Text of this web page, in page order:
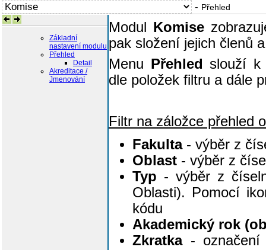
- Přehled
Základní
nastavení modulu
Přehled
Detail
Akreditace /
Jmenování
Modul Komise
pak složení jejich členů
Menu Přehled slouží k
dle položek filtru a dále
Filtr na záložce přehled
Fakulta- výběr z
Oblast - výběr z
Typ - výběr z
Oblasti). Pomocí
kódu
Akademický rok
Zkratka- označení